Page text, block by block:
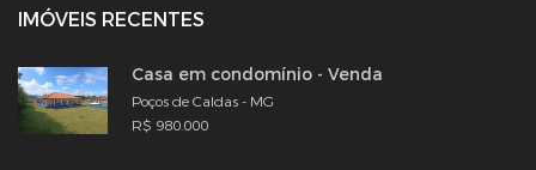
IMÓVEIS RECENTES
Casa em condomínio - Venda
Poços de Caldas - MG
R$ 980.000